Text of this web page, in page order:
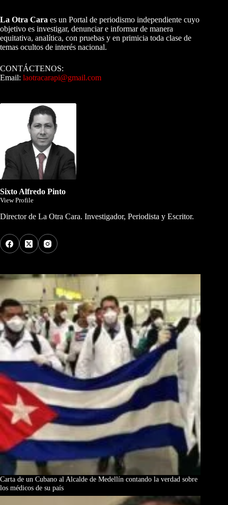
La Otra Cara es un Portal de periodismo independiente cuyo
objetivo es investigar, denunciar e informar de manera
equitativa, analítica, con pruebas y en primicia toda clase de
temas ocultos de interés nacional.
CONTÁCTENOS:
Email: laotracarapi@gmail.com
Sixto Alfredo Pinto
View Profile
Director de La Otra Cara. Investigador, Periodista y Escritor.
Carta de un Cubano al Alcalde de Medellín contando la verdad sobre
los médicos de su país